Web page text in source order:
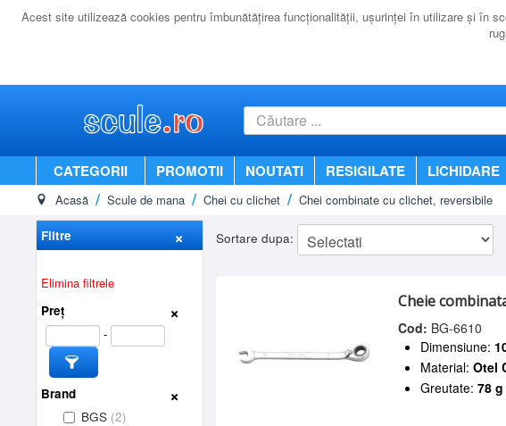
Acest site utilizează cookies pentru îmbunătăţirea funcţionalităţii, uşurinţei în utilizare şi în
CATEGORII PROMOTII NOUTATI RESIGILATE LICHIDARE
Acasă Scule de mana Chei cu clichet Chei combinate cu clichet, reversibile
Filtre
Elimina filtrele
Preț
-
Brand
BGS (2)
Sortare dupa:
Cheie
Cod: BG-6610
Dimensiune:
Material:Otel
Greutate:78 g